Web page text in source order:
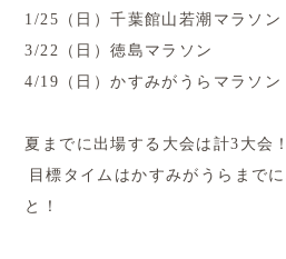
1/25（日）千葉館山若潮マラソン
3/22（日）徳島マラソン
4/19（日）かすみがうらマラソン
夏までに出場する大会は計3大会！
目標タイムはかすみがうらまで
と！